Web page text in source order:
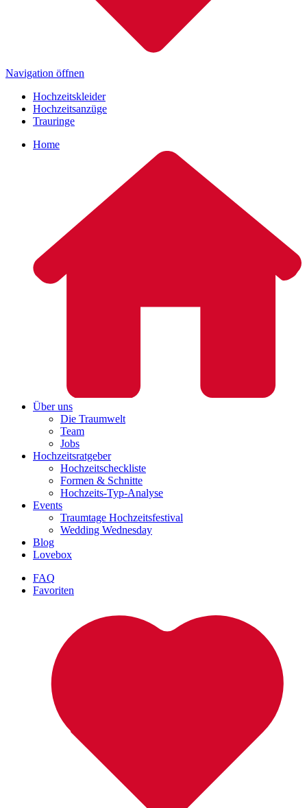
Navigation öffnen
Hochzeitskleider
Hochzeitsanzüge
Trauringe
Home
Über uns
Die Traumwelt
Team
Jobs
Hochzeitsratgeber
Hochzeitscheckliste
Formen & Schnitte
Hochzeits-Typ-Analyse
Events
Traumtage Hochzeitsfestival
Wedding Wednesday
Blog
Lovebox
FAQ
Favoriten